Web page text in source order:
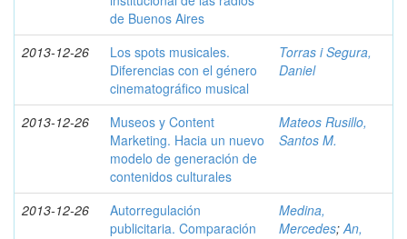
de Buenos Aires
2013-12-26
Los spots musicales.
Diferencias con el género
cinematográfico musical
Torras i Segura,
Daniel
2013-12-26
Museos y Content
Marketing. Hacia un nuevo
modelo de generación de
contenidos culturales
Mateos Rusillo,
Santos M.
2013-12-26
Autorregulación
publicitaria. Comparación
Medina,
Mercedes;An,